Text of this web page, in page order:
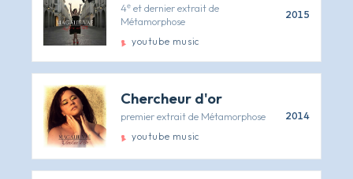
4ᵉ et dernier extrait de
Métamorphose
youtube music
2015
Chercheur d'or
premier extrait de Métamorphose
youtube music
2014